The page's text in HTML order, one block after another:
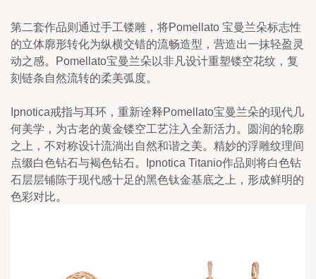
第二套作品则通过手工镂雕，将Pomellato 宝曼兰朵标志性
的立体廓形转化为纵横交错的流畅造型，营造出一抹轻盈灵
动之感。Pomellato宝曼兰朵以非凡设计重塑镂空花纹，复
刻链条自然流转的柔美弧度。
Ipnotica戒指与耳环，重新诠释Pomellato宝曼兰朵的现代几
何美学，为古老的黄金镂空工艺注入全新活力。圆润的轮廓
之上，不对称设计流淌出自然和谐之美。精妙的浮雕纹理间
点缀白色钻石与褐色钻石。Ipnotica Titanio作品则将白色钻
石层层铺陈于现代感十足的黑色钛金基底之上，形成鲜明的
色彩对比。